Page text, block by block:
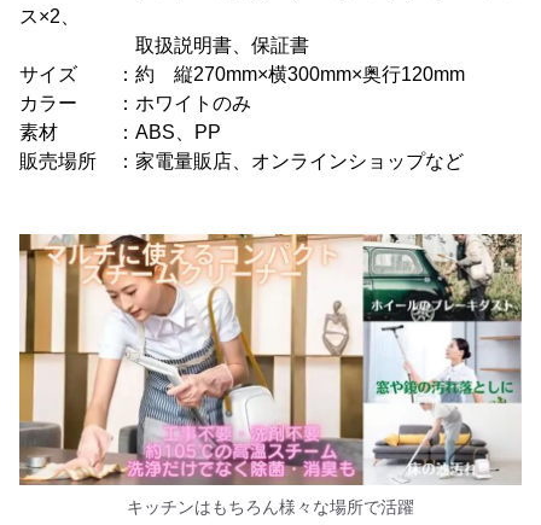
ス×2、
取扱説明書、保証書
サイズ ：約 縦270mm×横300mm×奥行120mm
カラー ：ホワイトのみ
素材 ：ABS、PP
販売場所 ：家電量販店、オンラインショップなど
キッチンはもちろん様々な場所で活躍